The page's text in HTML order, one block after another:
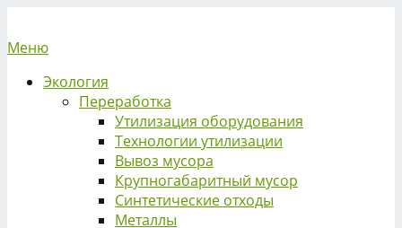
Меню
Экология
Переработка
Утилизация оборудования
Технологии утилизации
Вывоз мусора
Крупногабаритный мусор
Синтетические отходы
Металлы